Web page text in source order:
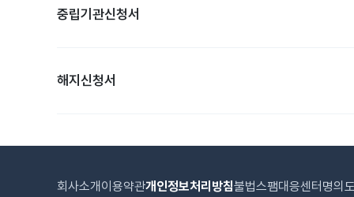
중립기관신청서
해지신청서
회사소개 이용약관개인정보처리방침불법스팸대응센터 명의